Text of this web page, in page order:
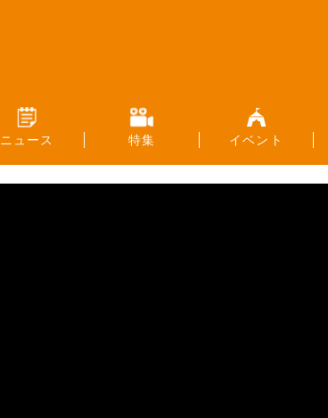
ニュース 特集 イベント